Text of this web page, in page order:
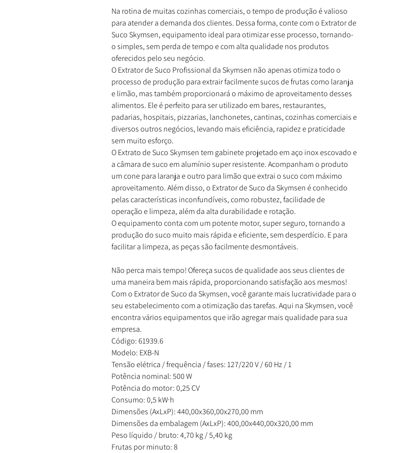
Na rotina de muitas cozinhas comerciais, o tempo de produção é valioso
para atender a demanda dos clientes. Dessa forma, conte com o Extrator de
Suco Skymsen, equipamento ideal para otimizar esse processo, tornando-
o simples, sem perda de tempo e com alta qualidade nos produtos
oferecidos pelo seu negócio.
O Extrator de Suco Profissional da Skymsen não apenas otimiza todo o
processo de produção para extrair facilmente sucos de frutas como laranja
e limão, mas também proporcionará o máximo de aproveitamento desses
alimentos. Ele é perfeito para ser utilizado em bares, restaurantes,
padarias, hospitais, pizzarias, lanchonetes, cantinas, cozinhas comerciais e
diversos outros negócios, levando mais eficiência, rapidez e praticidade
sem muito esforço.
O Extrato de Suco Skymsen tem gabinete projetado em aço inox escovado e
a câmara de suco em alumínio super resistente. Acompanham o produto
um cone para laranja e outro para limão que extrai o suco com máximo
aproveitamento. Além disso, o Extrator de Suco da Skymsen é conhecido
pelas características inconfundíveis, como robustez, facilidade de
operação e limpeza, além da alta durabilidade e rotação.
O equipamento conta com um potente motor, super seguro, tornando a
produção do suco muito mais rápida e eficiente, sem desperdício. E para
facilitar a limpeza, as peças são facilmente desmontáveis.
Não perca mais tempo! Ofereça sucos de qualidade aos seus clientes de
uma maneira bem mais rápida, proporcionando satisfação aos mesmos!
Com o Extrator de Suco da Skymsen, você garante mais lucratividade para o
seu estabelecimento com a otimização das tarefas.Aqui na Skymsen, você
encontra vários equipamentos que irão agregar mais qualidade para sua
empresa.
Código: 61939.6
Modelo: EXB-N
Tensão elétrica / frequência / fases: 127/220 V / 60 Hz / 1
Potência nominal: 500 W
Potência do motor: 0,25 CV
Consumo: 0,5 kW·h
Dimensões (AxLxP): 440,00x360,00x270,00 mm
Dimensões da embalagem (AxLxP): 400,00x440,00x320,00 mm
Peso líquido / bruto: 4,70 kg / 5,40 kg
Frutas por minuto: 8